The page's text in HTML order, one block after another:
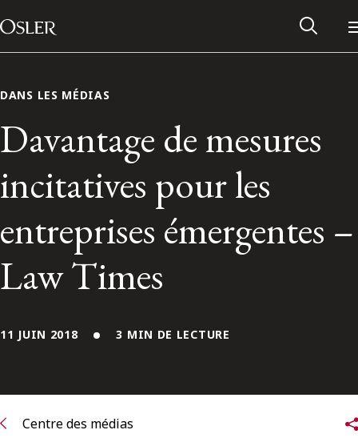
Passer au contenu
Main Navigation
Contactez-nous
S’abonner aux articles Osler
DANS LES MÉDIAS
Davantage de mesures
incitatives pour les
entreprises émergentes –
Law Times
11 JUIN 2018 3 MIN DE LECTURE
Centre des médias